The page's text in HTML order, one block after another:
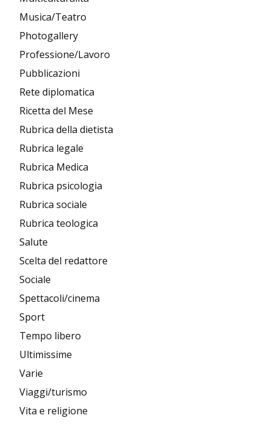
Musica/Teatro
Photogallery
Professione/Lavoro
Pubblicazioni
Rete diplomatica
Ricetta del Mese
Rubrica della dietista
Rubrica legale
Rubrica Medica
Rubrica psicologia
Rubrica sociale
Rubrica teologica
Salute
Scelta del redattore
Sociale
Spettacoli/cinema
Sport
Tempo libero
Ultimissime
Varie
Viaggi/turismo
Vita e religione